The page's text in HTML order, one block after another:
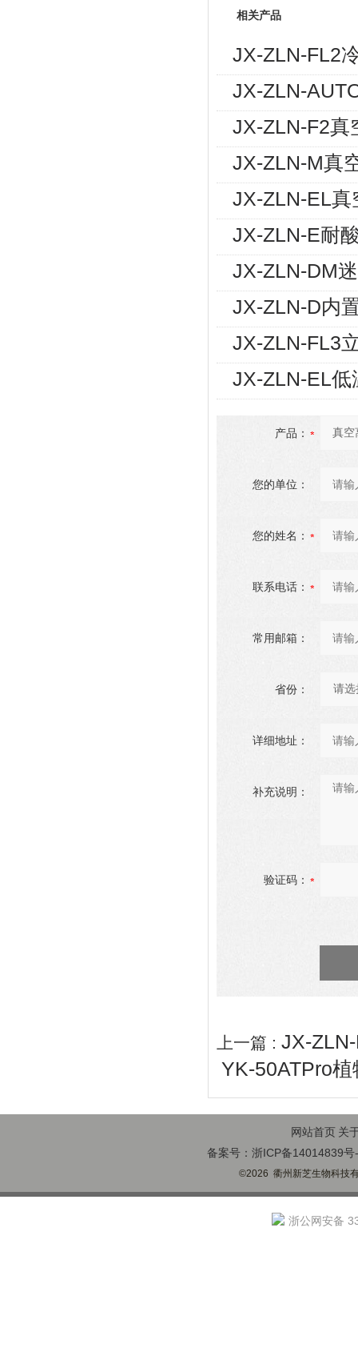
相关产品
JX-ZLN-FL2
JX-ZLN-
JX-ZLN-F2真
JX-ZLN-M真
JX-ZLN-EL
JX-ZLN-E耐
JX-ZLN-DM
JX-ZLN-D内
JX-ZLN-FL3
JX-ZLN-EL
产品：
您的单位：
您的姓名：
联系电话：
常用邮箱：
省份：
详细地址：
补充说明：
验证码：
上一篇 : JX-
YK-50ATPro
网站首页 关
备案号：浙ICP备14014839号
©2026 衢州新芝生物科技
浙公网安备